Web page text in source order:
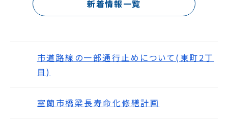
新着情報一覧
市道路線の一部通行止めについて(東町2丁
目)
室蘭市橋梁長寿命化修繕計画